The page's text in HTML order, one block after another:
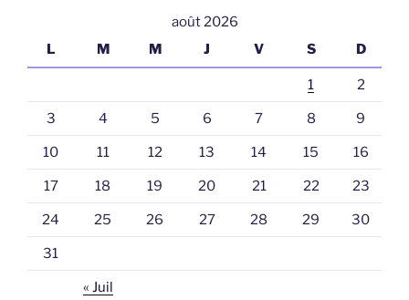
août 2026
L
M M J V S D
1 2
3 4 5 6 7 8 9
10 11 12 13 14 15 16
17 18 19 20 21 22 23
24 25 26 27 28 29 30
31
« Juil